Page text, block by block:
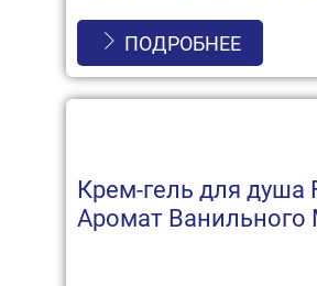
ПОДРОБНЕЕ
Крем-гель для душа
Аромат Ванильного